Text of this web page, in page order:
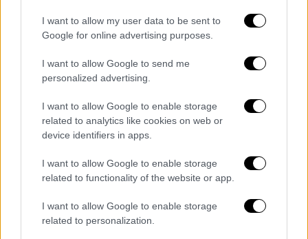
I want to allow my user data to be sent to
Google for online advertising purposes.
I want to allow Google to send me
personalized advertising.
I want to allow Google to enable storage
related to analytics like cookies on web or
device identifiers in apps.
I want to allow Google to enable storage
related to functionality of the website or app.
I want to allow Google to enable storage
related to personalization.
εναντίον τους», δήλωσε χαρακτηριστικά.
ΟΛΕΣ ΟΙ ΕΙΔΗΣΕΙΣ
Ραγδαία μεταβολή του καιρού: Πυκνές
πτώση της θερμοκρασίας και παγετός -
Η πρόγνωση Μαρουσάκη
Η ακτινογραφία της τροπολογίας για
«μπλόκο» στο κόμμα Κασιδιάρη: Πότε θα
διεξαχθεί η ψηφοφορία – Σε αναζήτηση
συναίνεσης η κυβέρνηση
Κερκόπορτα για κατάργηση της